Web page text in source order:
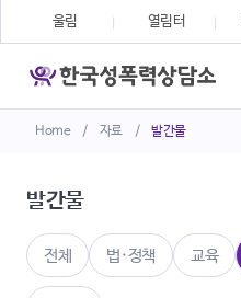
Home / 자료 / 발간물
울림 열림터
발간물
전체 법·정책 교육